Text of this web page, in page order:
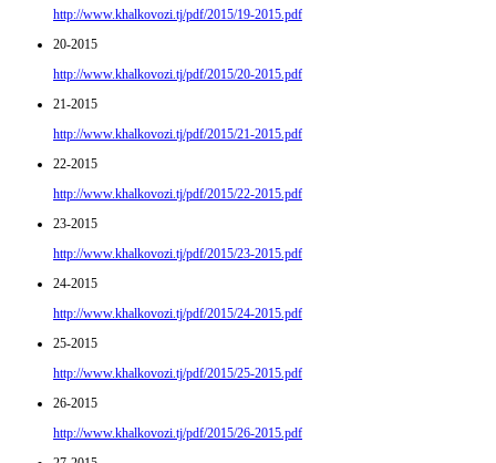
http://www.khalkovozi.tj/pdf/2015/19-2015.pdf
20-2015
http://www.khalkovozi.tj/pdf/2015/20-2015.pdf
21-2015
http://www.khalkovozi.tj/pdf/2015/21-2015.pdf
22-2015
http://www.khalkovozi.tj/pdf/2015/22-2015.pdf
23-2015
http://www.khalkovozi.tj/pdf/2015/23-2015.pdf
24-2015
http://www.khalkovozi.tj/pdf/2015/24-2015.pdf
25-2015
http://www.khalkovozi.tj/pdf/2015/25-2015.pdf
26-2015
http://www.khalkovozi.tj/pdf/2015/26-2015.pdf